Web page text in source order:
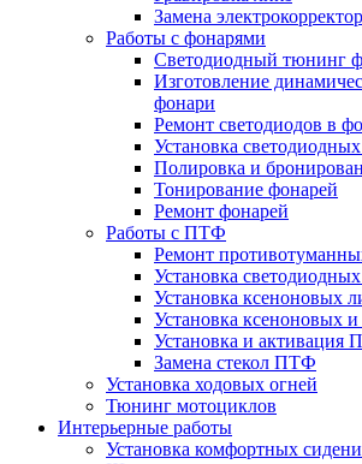
Замена
Работы с фонарями
Светодиодный тюнинг
Изготовление
фонари
Ремонт светодиодов в
Установка
Полировка и
Тонирование фонарей
Ремонт фонарей
Работы с ПТФ
Ремонт
Установка
Установка ксеноновых
Установка ксеноновых
Установка и активация
Замена стекол ПТФ
Установка ходовых огней
Тюнинг мотоциклов
Интерьерные работы
Установка комфортных